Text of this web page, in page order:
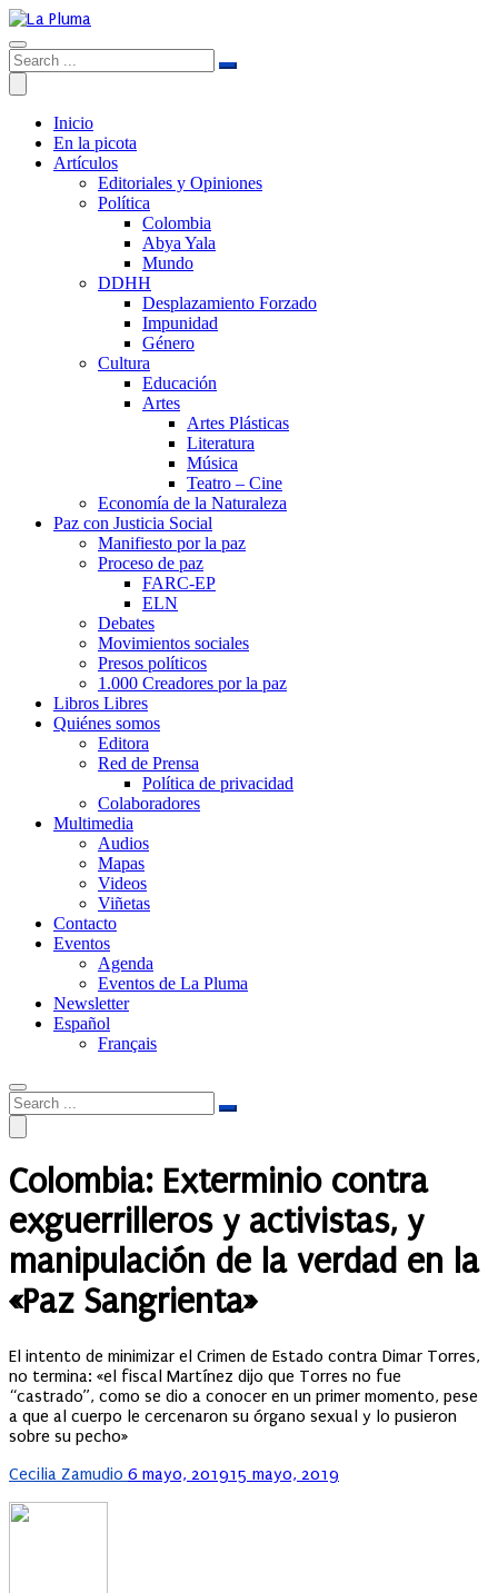
Inicio
En la picota
Artículos
Editoriales y Opiniones
Política
Colombia
Abya Yala
Mundo
DDHH
Desplazamiento Forzado
Impunidad
Género
Cultura
Educación
Artes
Artes Plásticas
Literatura
Música
Teatro – Cine
Economía de la Naturaleza
Paz con Justicia Social
Manifiesto por la paz
Proceso de paz
FARC-EP
ELN
Debates
Movimientos sociales
Presos políticos
1.000 Creadores por la paz
Libros Libres
Quiénes somos
Editora
Red de Prensa
Política de privacidad
Colaboradores
Multimedia
Audios
Mapas
Videos
Viñetas
Contacto
Eventos
Agenda
Eventos de La Pluma
Newsletter
Español
Français
Colombia: Exterminio contra
exguerrilleros y activistas, y
manipulación de la verdad en la
«Paz Sangrienta»
El intento de minimizar el Crimen de Estado contra Dimar Torres,
no termina: «el fiscal Martínez dijo que Torres no fue
“castrado”, como se dio a conocer en un primer momento, pese
a que al cuerpo le cercenaron su órgano sexual y lo pusieron
sobre su pecho»
Cecilia Zamudio Posted
6 mayo, 201915 mayo, 2019